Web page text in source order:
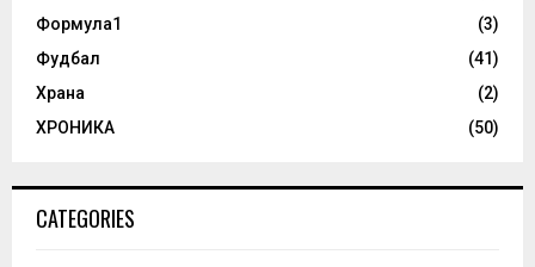
Формула1
(3)
Фудбал
(41)
Храна
(2)
ХРОНИКА
(50)
CATEGORIES